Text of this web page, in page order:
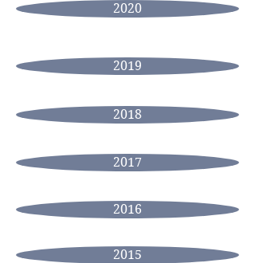
2020
2019
2018
2017
2016
2015